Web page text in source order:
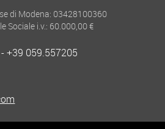
di Modena: 03428100360
Sociale i.v.: 60.000,00 €
+39 059.557205